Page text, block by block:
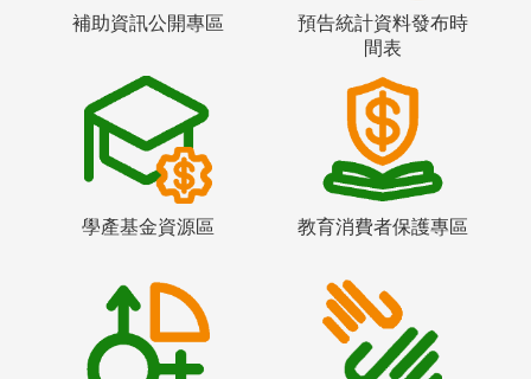
補助資訊公開專區
預告統計資料發布時
間表
學產基金資源區 教育消費者保護專區